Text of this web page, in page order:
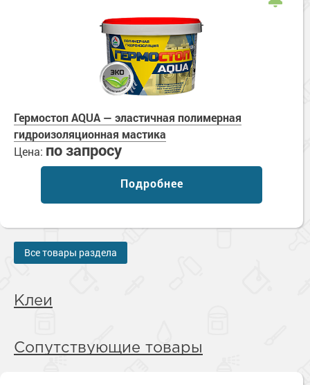
Гермостоп AQUA — эластичная полимерная
гидроизоляционная мастика
Цена: по запросу
Подробнее
Все товары раздела
Клеи
Сопутствующие товары